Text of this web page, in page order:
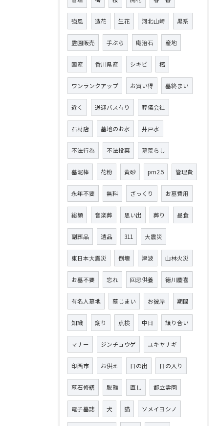
強風 造花 生花 河北山崎 黒系
霊園販売 手ぶら 庵治石 産地
国産 香川県産 シキビ 樒
ワンランクアップ お買い得 墓終まい
近く 送迎バス有り 葬儀会社
石材店 墓地のお水 井戸水
不法行為 不法投棄 墓荒らし
墓泥棒 花粉 黄砂 pm2.5 管理費
永年不要 無料 ざっくり お墓費用
総額 音楽葬 思い出 葬り 昼食
副葬品 遺品 311 大震災
東日本大震災 倒壊 津波 山林火災
お墓不要 忘れ 回忌供養 徳川慶喜
有名人墓地 墓じまい お彼岸 期間
知識 謝り 点検 中日 譲り合い
マナー ジンチョウゲ ユキヤナギ
印西市 お供え 日の出 日の入り
墓石修繕 脱離 直し 都立霊園
電子墓誌 犬 猫 ソメイヨシノ